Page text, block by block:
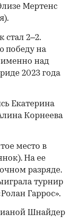
Мертенс
стал 2–2.
победу на
именно над
2023 года
Екатерина
Корнеева
место в
На ее
разряде.
турнир
Гаррос».
Шнайдер